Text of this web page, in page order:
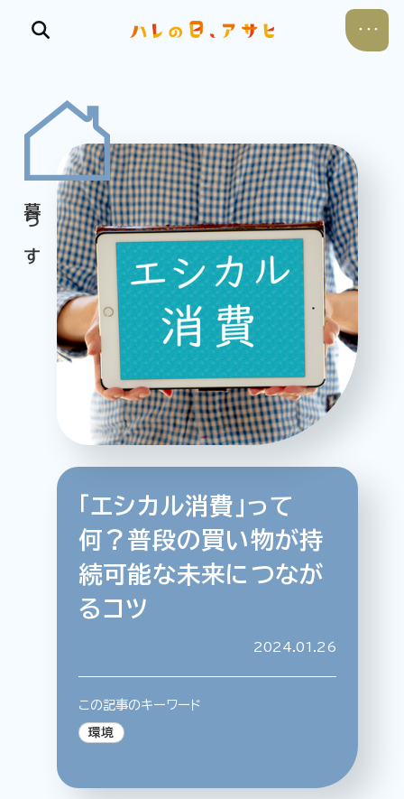
食べる
飲む
暮らす
遊ぶ
考える
特集記事 連載 アサヒの人
夏のビール特集2025 ビール
お酒との付き合い方 ウイスキー
大阪・関西万博
スマホ写真
「エシカル消費」って
何？普段の買い物が持
続可能な未来につなが
るコツ
2024.01.26
この記事のキーワード
環境